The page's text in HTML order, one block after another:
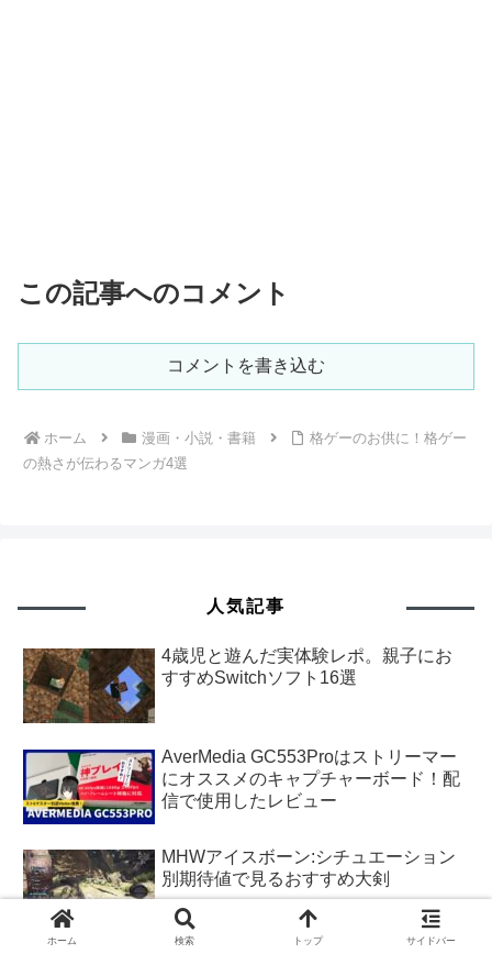
この記事へのコメント
コメントを書き込む
ホーム 漫画・小説・書籍
格ゲーのお供に！格ゲー
の熱さが伝わるマンガ4選
人気記事
4歳児と遊んだ実体験レポ。親子にお
すすめSwitchソフト16選
AverMedia GC553Proはストリーマー
にオススメのキャプチャーボード！配
信で使用したレビュー
MHWアイスボーン:シチュエーション
別期待値で見るおすすめ大剣
ホーム 検索 トップ サイドバー